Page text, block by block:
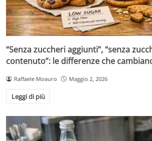
“Senza zuccheri aggiunti”, “senza
contenuto”: le differenze che
Raffaele Moauro Maggio 2, 2026
Leggi di più